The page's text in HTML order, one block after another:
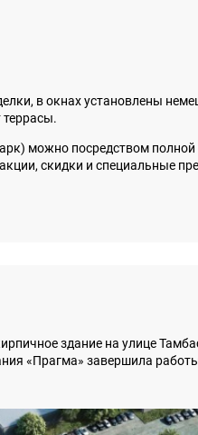
в окнах установлены
можно посредством
скидки и специальные
здание на улице
«Прагма» завершила